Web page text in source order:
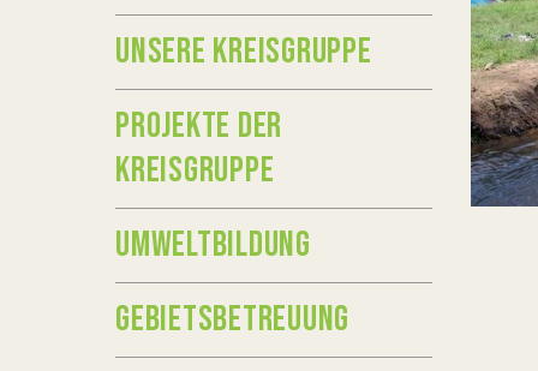
UNSERE KREISGRUPPE
PROJEKTE DER
KREISGRUPPE
UMWELTBILDUNG
GEBIETSBETREUUNG